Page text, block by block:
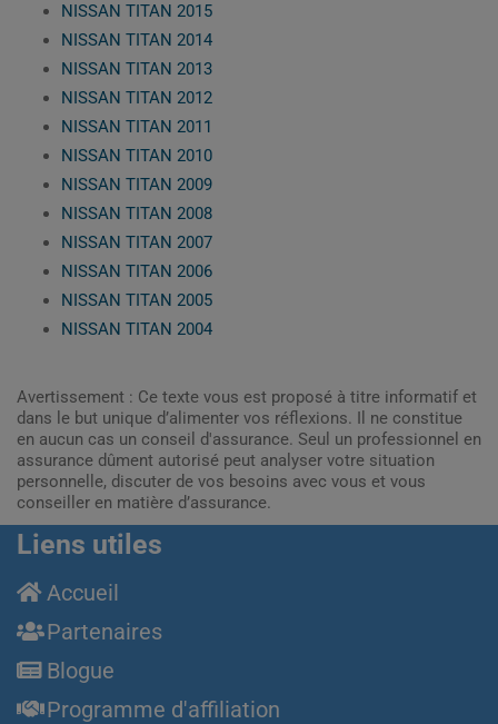
NISSAN TITAN 2015
NISSAN TITAN 2014
NISSAN TITAN 2013
NISSAN TITAN 2012
NISSAN TITAN 2011
NISSAN TITAN 2010
NISSAN TITAN 2009
NISSAN TITAN 2008
NISSAN TITAN 2007
NISSAN TITAN 2006
NISSAN TITAN 2005
NISSAN TITAN 2004
Avertissement : Ce texte vous est proposé à titre informatif et
dans le but unique d’alimenter vos réflexions. Il ne constitue
en aucun cas un conseil d'assurance. Seul un professionnel en
assurance dûment autorisé peut analyser votre situation
personnelle, discuter de vos besoins avec vous et vous
conseiller en matière d’assurance.
Liens utiles
Accueil
Partenaires
Blogue
Programme d'affiliation